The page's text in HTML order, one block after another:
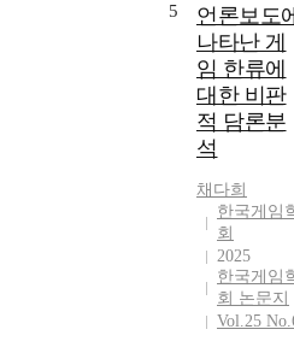
폐쇄적 연결망
은 게임 의 사
적 위상에 영
을 준다. 이로
인해 둘째, 법
도에서 게임
력은 독일의
우 아티스트
한국의 경우
정적으로 중독
자(중독생산
로 분류되며,
센티브 제도에
서도 독일은
5
언론보도
나타난 게
임 한류에
대한 비판
적 담론분
석
채다희
한국게임
회
2025
한국게임
회 논문지
Vol.25